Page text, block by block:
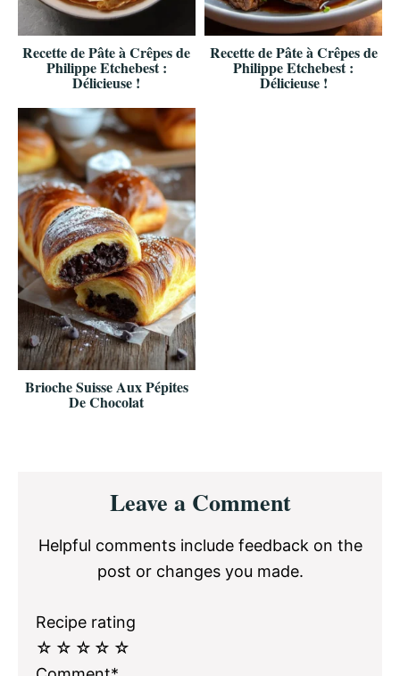
Recette de Pâte à Crêpes de
Philippe Etchebest :
Délicieuse !
Recette de Pâte à Crêpes de
Philippe Etchebest :
Délicieuse !
Brioche Suisse Aux Pépites
De Chocolat
InteractionsLeave a Comment
Helpful comments include feedback on the
post or changes you made.
Recipe rating
☆
☆
☆
☆
☆